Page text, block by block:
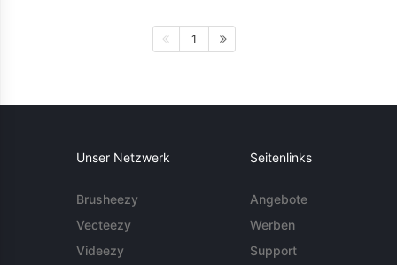
1
Unser Netzwerk
Brusheezy
Vecteezy
Videezy
Seitenlinks
Angebote
Werben
Support